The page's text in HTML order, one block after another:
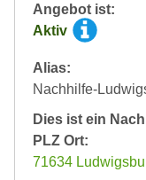
Angebot ist:
Aktiv
Alias:
Nachhilfe-
Dies ist ein
PLZ Ort:
71634